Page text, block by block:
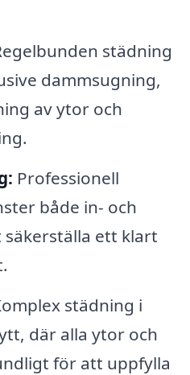
städning
dammsugning,
av ytor och
Professionell
både in- och
ett klart
städning i
där alla ytor och
för att uppfylla